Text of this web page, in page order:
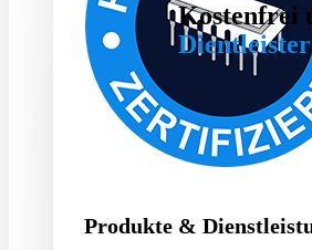
Kostenfrei
Dientleister
Produkte &